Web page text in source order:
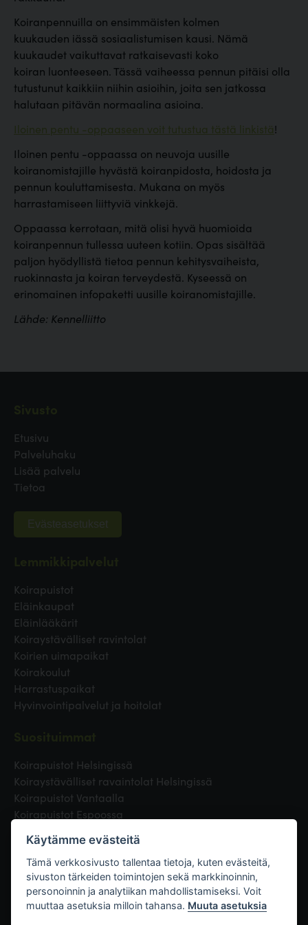
Koiranpennuilla on ensimmäisten kolmen
kuukauden iässä sosiaalistumisen kausi. Nämä
kuukaudet vaikuttavat ratkaisevasti koko
koiran luonteeseen. Tässä vaiheessa pennun pitäisi olla
tutustunut kaikkiin niihin asioihin, joita sen jatkossa
halutaan pitävän normaalina asioina.
Iloinen pentu -oppaaseen voit tutustua tästä linkistä!
Iloinen pentu -oppaassa on neuvoja uusille
koiranomistajille hyvästä koiranpidosta, hoidosta ja
pennun kouluttamisesta. Mukana on myös
harrastamiseen liittyviä vinkkejä.
Oppaassa kerrotaan, mitä olisi hyvä huomioida
koiranpennun tullessa uuteen kotiin. Opas sisältää
paljon hyödyllistä tietoa pennun kehitysvaiheista,
ruokinnasta ja koiran terveydestä. Kyseessä on
erinomainen infopaketti uusille koiranomistajille.
Lähde: Kennelliitto
Etusivu
Palveluhaku
Lisää palvelu
Tietoa
Evästeasetukset
Koirapuistot
Eläinkaupat
Eläinlääkärit
Koiraystävälliset ravintolat
Koirien uimapaikat
Koirakoulut
Harrastuspaikat
Hyvinvointipalvelut ja hoitolat
Koirapuistot Helsingissä
Koiraystävälliset ravaintolat Helsingissä
Koirapuistot Vantaalla
Koirapuistot Espoossa
Eläinlääkäri Helsingissä
Koirapuistot Tampereella
Linkit
Käytämme evästeitä
Tämä verkkosivusto tallentaa tietoja, kuten evästeitä,
sivuston tärkeiden toimintojen sekä markkinoinnin,
personoinnin ja analytiikan mahdollistamiseksi. Voit
muuttaa asetuksia milloin tahansa. Muuta asetuksia